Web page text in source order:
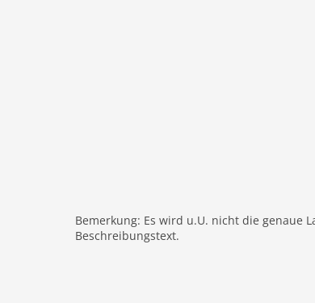
Entfernungen
Bemerkung: Es wird u.U. nicht die genaue
Beschreibungstext.